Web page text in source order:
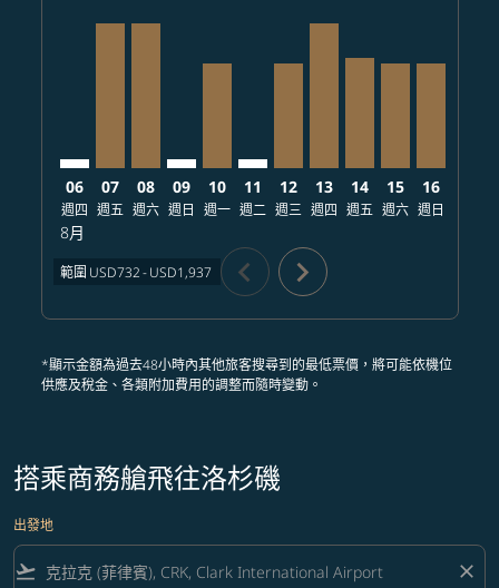
06
週四
8月
07
週五
08
週六
09
週日
10
週一
11
週二
12
週三
13
週四
14
週五
15
週六
16
週日
範圍 USD732- USD1,937 chevron_left chevron_right
*顯示金額為過去48小時內其他旅客搜尋到的最低票價，將可能依機位
供應及稅金、各類附加費用的調整而隨時變動。
搭乘商務艙飛往洛杉磯
出發地
flight_takeoff close